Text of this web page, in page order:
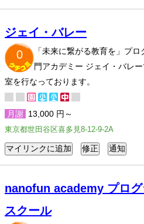
ジェイ・バレー
0
「未来に繋がる教育を」プ
門アカデミー ジェイ・バレ
室を行なっております。
月謝 13,000 円～
東京都世田谷区喜多見8-12-9-2A
nanofun academy プログ
スクール